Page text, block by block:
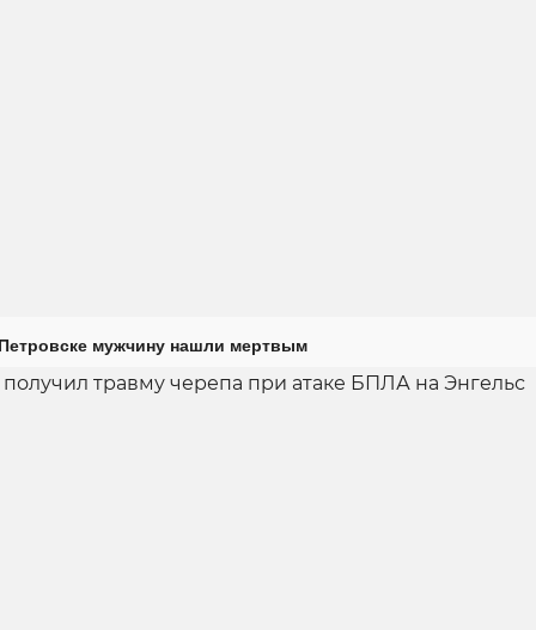
мужчину нашли мертвым